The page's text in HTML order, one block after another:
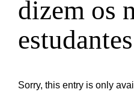
dizem os
estudantes
Sorry, this entry is only